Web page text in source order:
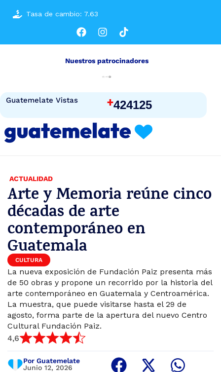
Tasa de cambio: 7.63
Guatemelate Vistas +424125
Nuestros patrocinadores
ACTUALIDAD
Arte y Memoria reúne cinco
décadas de arte
contemporáneo en
Guatemala
CULTURA
La nueva exposición de Fundación Paiz presenta más
de 50 obras y propone un recorrido por la historia del
arte contemporáneo en Guatemala y Centroamérica.
La muestra, que puede visitarse hasta el 29 de
agosto, forma parte de la apertura del nuevo Centro
Cultural Fundación Paiz.
4,6
Por Guatemelate
Junio 12, 2026